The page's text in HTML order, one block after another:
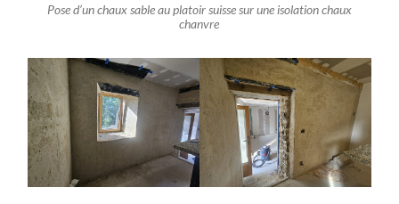
Pose d’un chaux sable au platoir suisse sur une isolation chaux
chanvre